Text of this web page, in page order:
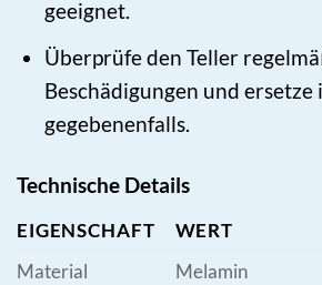
geeignet.
Überprüfe den Teller
Beschädigungen und ersetze
gegebenenfalls.
Technische Details
EIGENSCHAFT
WERT
Material
Melamin